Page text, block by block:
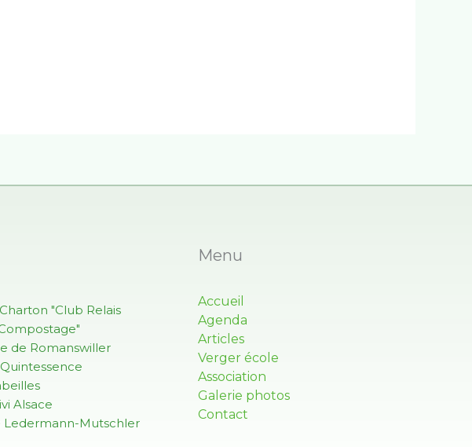
"Club Relais
de Romanswiller
Alsace
Ledermann-Mutschler
Menu
Accueil
Agenda
Articles
Verger école
Association
Galerie photos
Contact